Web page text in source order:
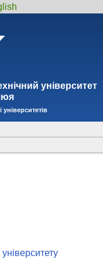
унiверситет